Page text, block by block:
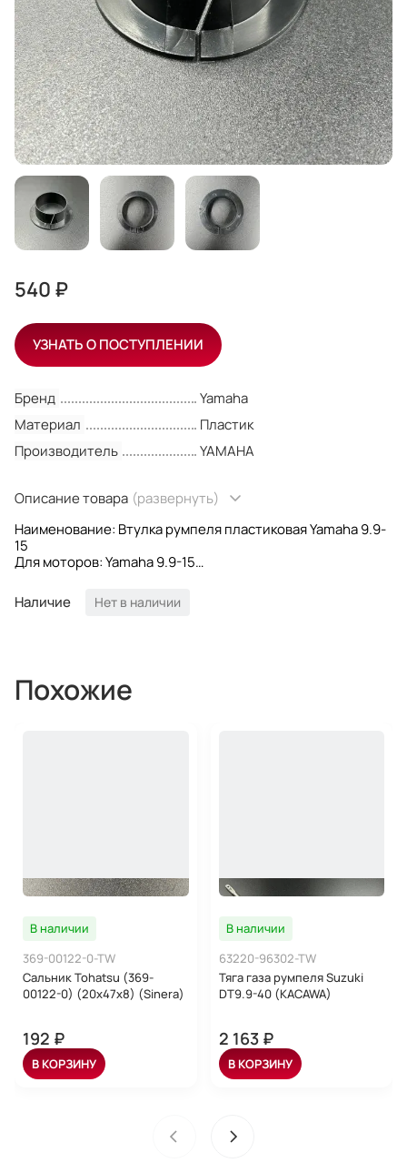
Бренд
Yamaha
Материал
Пластик
Производитель
YAMAHA
Описание товара (развернуть)
Наименование: Втулка румпеля пластиковая Yamaha 9.9-
15
Для моторов: Yamaha 9.9-15
OEM номера: 90386-34M97; 9038634M97
Производитель: Yamaha
Наличие Нет в наличии
540 ₽
УЗНАТЬ О ПОСТУПЛЕНИИ
Похожие
В наличии
369-00122-0-TW
Сальник Tohatsu (369-
00122-0) (20x47x8) (Sinera)
192 ₽
В КОРЗИНУ
В наличии
63220-96302-TW
Тяга газа румпеля Suzuki
DT9.9-40 (KACAWA)
2 163 ₽
В КОРЗИНУ